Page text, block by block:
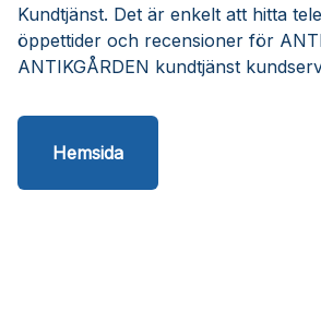
Kundtjänst. Det är enkelt att hitta
öppettider och recensioner för
ANTIKGÅRDEN kundtjänst
Hemsida